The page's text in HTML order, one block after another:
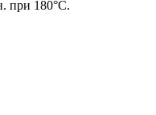
при 180°C.